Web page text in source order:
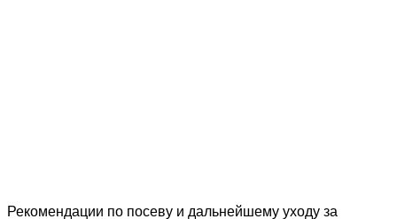
Рекомендации по посеву и дальнейшему уходу за